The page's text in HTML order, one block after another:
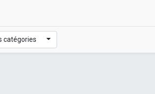
catégories